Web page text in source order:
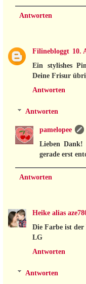
Antworten
Filinebloggt 10.
Ein stylishes
Deine Frisur
Antworten
Antworten
pamelopee
Lieben Dank!
gerade erst
Antworten
Heike alias
Die Farbe ist
LG
Antworten
Antworten